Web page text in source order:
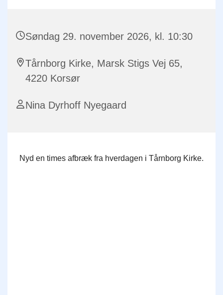
Søndag 29. november 2026, kl. 10:30
Tårnborg Kirke, Marsk Stigs Vej 65,
4220 Korsør
Nina Dyrhoff Nyegaard
Nyd en times afbræk fra hverdagen i Tårnborg Kirke.